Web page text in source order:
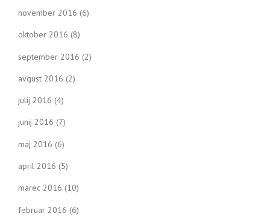
november 2016 (6)
oktober 2016 (8)
september 2016 (2)
avgust 2016 (2)
julij 2016 (4)
junij 2016 (7)
maj 2016 (6)
april 2016 (5)
marec 2016 (10)
februar 2016 (6)